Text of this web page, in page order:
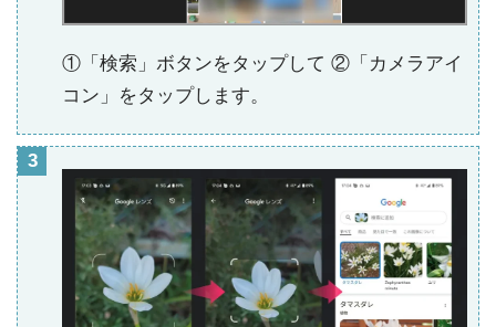
①「検索」ボタンをタップして ②「カメラアイ
コン」をタップします。